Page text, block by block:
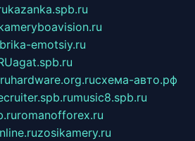
kazanka.spb.ru
emotsiy.ru
agat.spb.ru
hardware.org.ruсхема-авто.рф
music8.spb.ru
romanofforex.ru
zosikamery.ru